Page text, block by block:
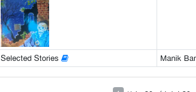
Selected Stories Manik